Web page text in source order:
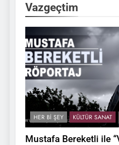
Vazgeçtim
HER BI ŞEY KÜLTÜR SANAT
Mustafa Bereketli ile